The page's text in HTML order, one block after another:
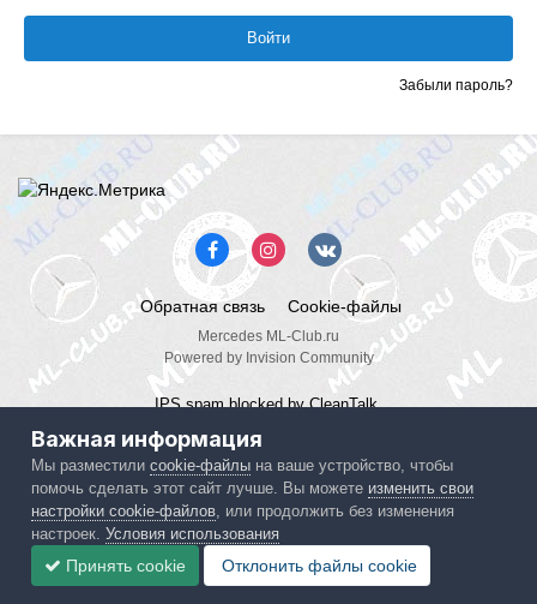
Войти
Забыли пароль?
Обратная связь Cookie-файлы
Mercedes ML-Club.ru
Powered by Invision Community
Важная информация
Мы разместилиcookie-файлы на ваше устройство, чтобы
помочь сделать этот сайт лучше. Вы можете изменить свои
настройки cookie-файлов , или продолжить без изменения
настроек.Условия использования
Принять cookie Отклонить файлы сookie
IPS spamblocked by CleanTalk.